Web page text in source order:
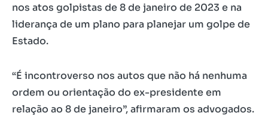
nos atos golpistas de 8 de janeiro de 2023 e na
liderança de um plano para planejar um golpe de
Estado.
“É incontroverso nos autos que não há nenhuma
ordem ou orientação do ex-presidente em
relação ao 8 de janeiro”, afirmaram os advogados.